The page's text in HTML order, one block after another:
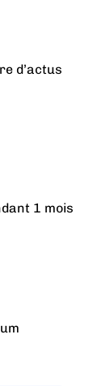
d’actus
1 mois